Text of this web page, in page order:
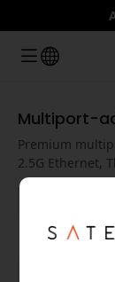
Multiport-
Premium
2.5G Ethernet,